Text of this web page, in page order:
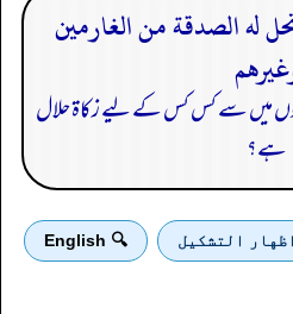
له الصدقة من الغارمين
میں سے کس کس کے لیے زکاۃ حلال
ہے؟
اظهار التشكيل 🔍 English